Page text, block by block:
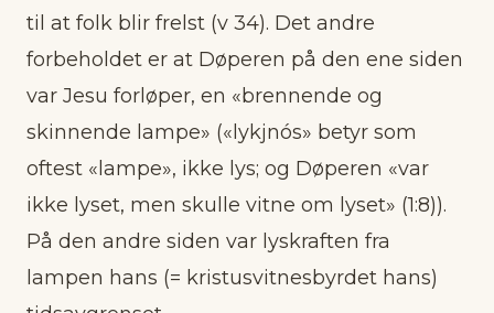
til at folk blir frelst (v 34). Det andre
forbeholdet er at Døperen på den ene siden
var Jesu forløper, en «brennende og
skinnende lampe» («lykjnós» betyr som
oftest «lampe», ikke lys; og Døperen «var
ikke lyset, men skulle vitne om lyset» (1:8)).
På den andre siden var lyskraften fra
lampen hans (= kristusvitnesbyrdet hans)